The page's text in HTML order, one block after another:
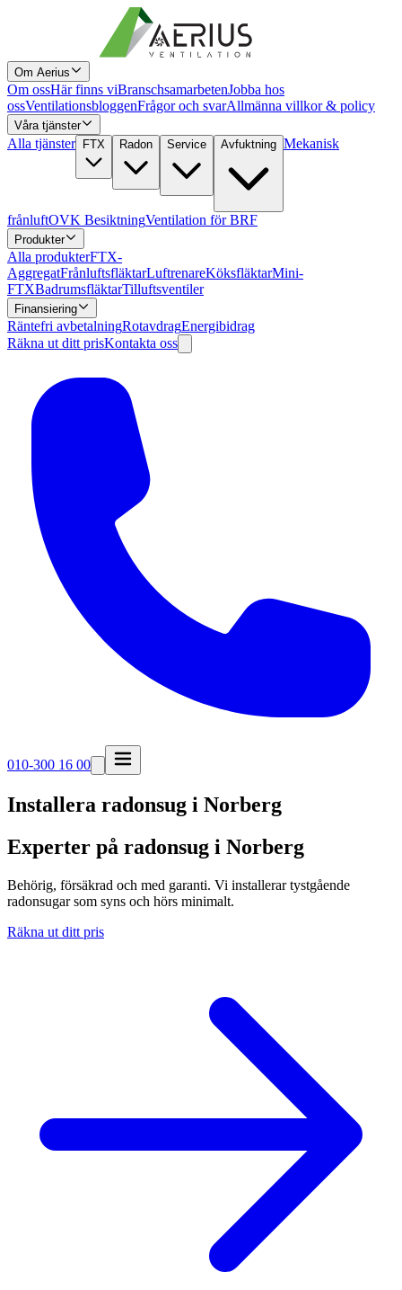
Om Aerius
Om ossHär finns viBranschsamarbetenJobba hos
ossVentilationsbloggenFrågor och svarAllmänna villkor & policy
Våra tjänster
Alla tjänster FTX Radon Service Avfuktning Mekanisk
frånluftOVK BesiktningVentilation för BRF
Produkter
Alla produkterFTX-
AggregatFrånluftsfläktarLuftrenareKöksfläktarMini-
FTXBadrumsfläktarTilluftsventiler
Finansiering
Räntefri avbetalningRotavdragEnergibidrag
Räkna ut ditt prisKontakta oss
010-300 16 00
Installera radonsug i Norberg
Experter på radonsug i Norberg
Behörig, försäkrad och med garanti. Vi installerar tystgående
radonsugar som syns och hörs minimalt.
Räkna ut ditt pris